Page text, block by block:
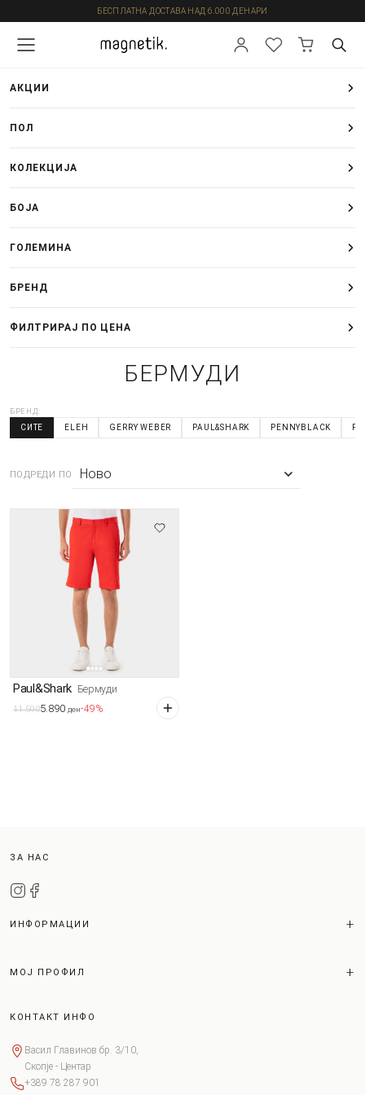
БЕСПЛАТНА ДОСТАВА НАД 6.000 ДЕНАРИ
АКЦИИ
ПОЛ
КОЛЕКЦИЈА
БОЈА
ГОЛЕМИНА
БРЕНД
ФИЛТРИРАЈ ПО ЦЕНА
БЕРМУДИ
БРЕНД:
СИТЕ ELEH GERRY WEBER PAUL&SHARK PENNYBLACK
ПОДРЕДИ ПО
Paul&Shark Бермуди
11.5905.890 ден-49%
ЗА НАС
ИНФОРМАЦИИ
МОЈ ПРОФИЛ
КОНТАКТ ИНФО
Васил Главинов бр. 3/10,
Скопје - Центар
+389 78 287 901